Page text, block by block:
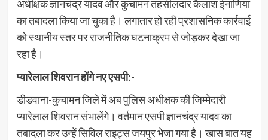
अधीक्षक ज्ञानचंद्र यादव और कुचामन तहसीलदार कैलाश ईनाणिया
का तबादला किया जा चुका है। लगातार हो रही प्रशासनिक कार्रवाई
को स्थानीय स्तर पर राजनीतिक घटनाक्रम से जोड़कर देखा जा
रहा है।
प्यारेलाल शिवरान होंगे नए एसपी:-
डीडवाना-कुचामन जिले में अब पुलिस अधीक्षक की जिम्मेदारी
प्यारेलाल शिवरान संभालेंगे। वर्तमान एसपी ज्ञानचंद्र यादव का
तबादला कर उन्हें सिविल राइट्स जयपुर भेजा गया है। खास बात यह